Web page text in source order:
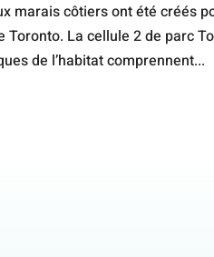
marais côtiers ont été créés
Toronto. La cellule 2 de parc
de l’habitat comprennent...